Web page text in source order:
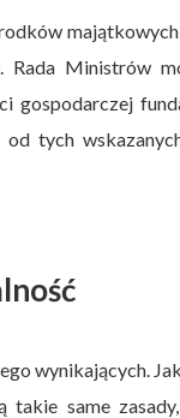
. Rada Ministrów
gospodarczej
tych
wynikających.
takie same